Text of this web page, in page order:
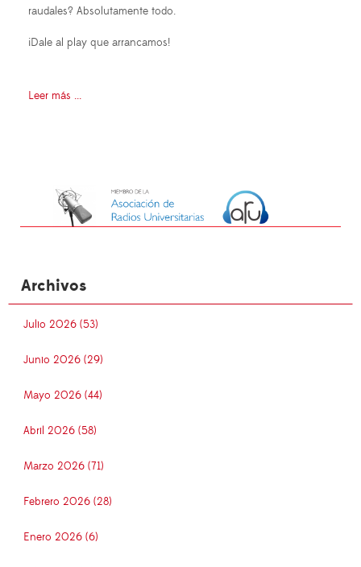
raudales? Absolutamente todo.
¡Dale al play que arrancamos!
Leer más ...
Archivos
Julio 2026 (53)
Junio 2026 (29)
Mayo 2026 (44)
Abril 2026 (58)
Marzo 2026 (71)
Febrero 2026 (28)
Enero 2026 (6)